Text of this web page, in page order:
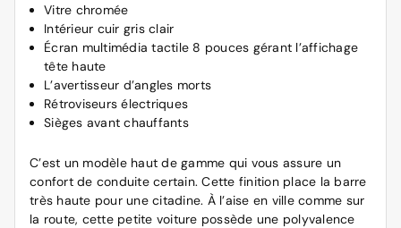
Vitre chromée
Intérieur cuir gris clair
Écran multimédia tactile 8 pouces gérant l’affichage
tête haute
L’avertisseur d’angles morts
Rétroviseurs électriques
Sièges avant chauffants
C’est un modèle haut de gamme qui vous assure un
confort de conduite certain. Cette finition place la barre
très haute pour une citadine. À l’aise en ville comme sur
la route, cette petite voiture possède une polyvalence